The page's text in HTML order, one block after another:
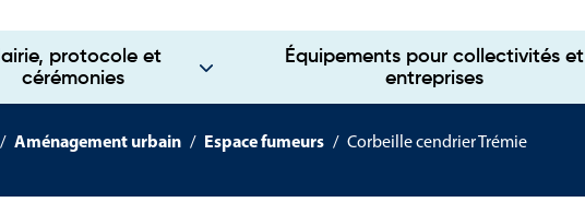
protocole et
cérémonies
Équipements pour collectivités et
entreprises
Aménagement urbain Espace fumeurs Corbeille cendrier Trémie